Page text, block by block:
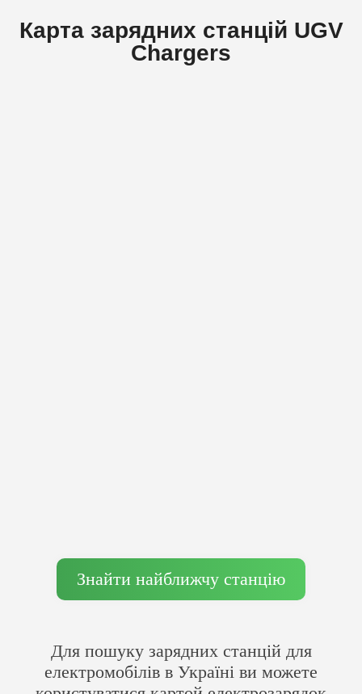
Карта зарядних станцій UGV
Chargers
Для пошуку зарядних станцій для
електромобілів в Україні ви можете
Знайти найближчу станцію